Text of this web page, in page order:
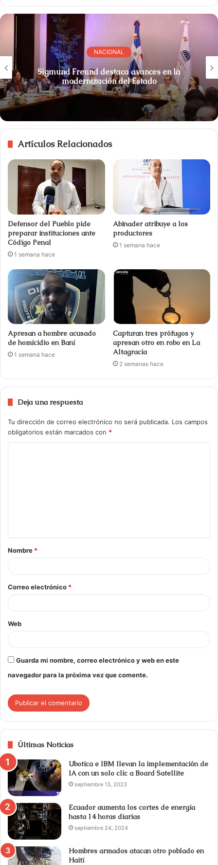
NACIONAL
Sigmund Freund destaca avances en la
modernización del Estado
Artículos Relacionados
Defensor del Pueblo pide
preparar instituciones ante
Código Penal
1 semana hace
Abinader atribuye a los
productores
1 semana hace
Apresan a hombre acusado
de homicidio en Baní
1 semana hace
Capturan tres prófugos y
apresan otro en robo en La
Altagracia
2 semanas hace
Deja una respuesta
Tu dirección de correo electrónico no será publicada. Los campos
obligatorios están marcados con *
Nombre *
Correo electrónico *
Web
Guarda mi nombre, correo electrónico y web en este
navegador para la próxima vez que comente.
Últimas Noticias
Ubotica e IBM llevan la implementación de
IA con un solo clic a Board Satellite
septiembre 13, 2023
Ecuador aumenta los cortes de energía
hasta 14 horas diarias
septiembre 24, 2024
Hombres armados atacan otro poblado en
Haití